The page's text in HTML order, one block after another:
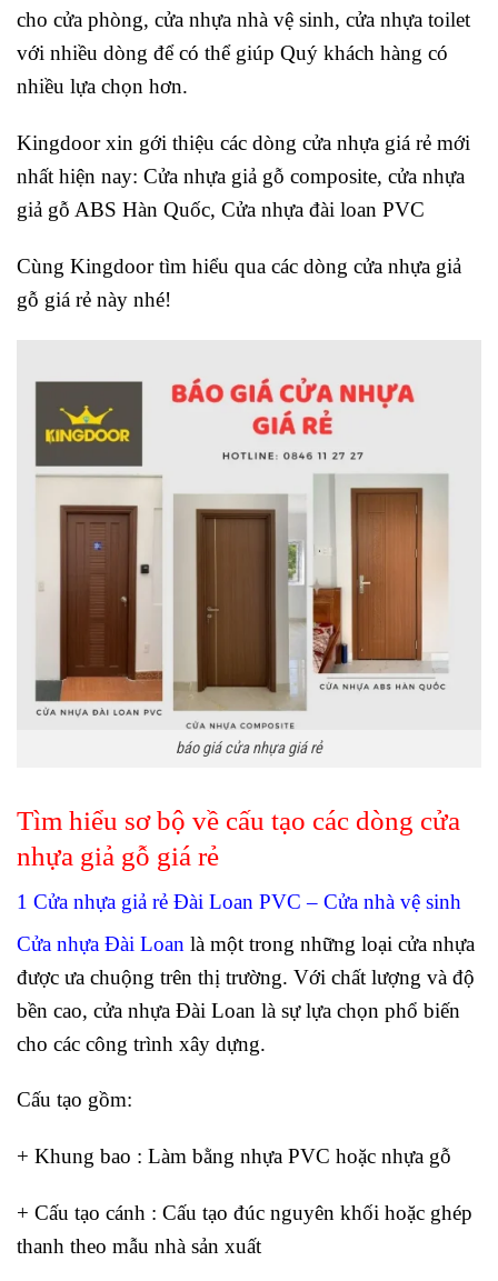
cho cửa phòng, cửa nhựa nhà vệ sinh, cửa nhựa toilet
với nhiều dòng để có thể giúp Quý khách hàng có
nhiều lựa chọn hơn.
Kingdoor xin gới thiệu các dòng cửa nhựa giá rẻ mới
nhất hiện nay: Cửa nhựa giả gỗ composite, cửa nhựa
giả gỗ ABS Hàn Quốc, Cửa nhựa đài loan PVC
Cùng Kingdoor tìm hiểu qua các dòng cửa nhựa giả
gỗ giá rẻ này nhé!
báo giá cửa nhựa giá rẻ
Tìm hiểu sơ bộ về cấu tạo các dòng cửa
nhựa giả gỗ giá rẻ
1 Cửa nhựa giả rẻ Đài Loan PVC – Cửa nhà vệ sinh
Cửa nhựa Đài Loan là một trong những loại cửa nhựa
được ưa chuộng trên thị trường. Với chất lượng và độ
bền cao, cửa nhựa Đài Loan là sự lựa chọn phổ biến
cho các công trình xây dựng.
Cấu tạo gồm:
+ Khung bao : Làm bằng nhựa PVC hoặc nhựa gỗ
+ Cấu tạo cánh : Cấu tạo đúc nguyên khối hoặc ghép
thanh theo mẫu nhà sản xuất